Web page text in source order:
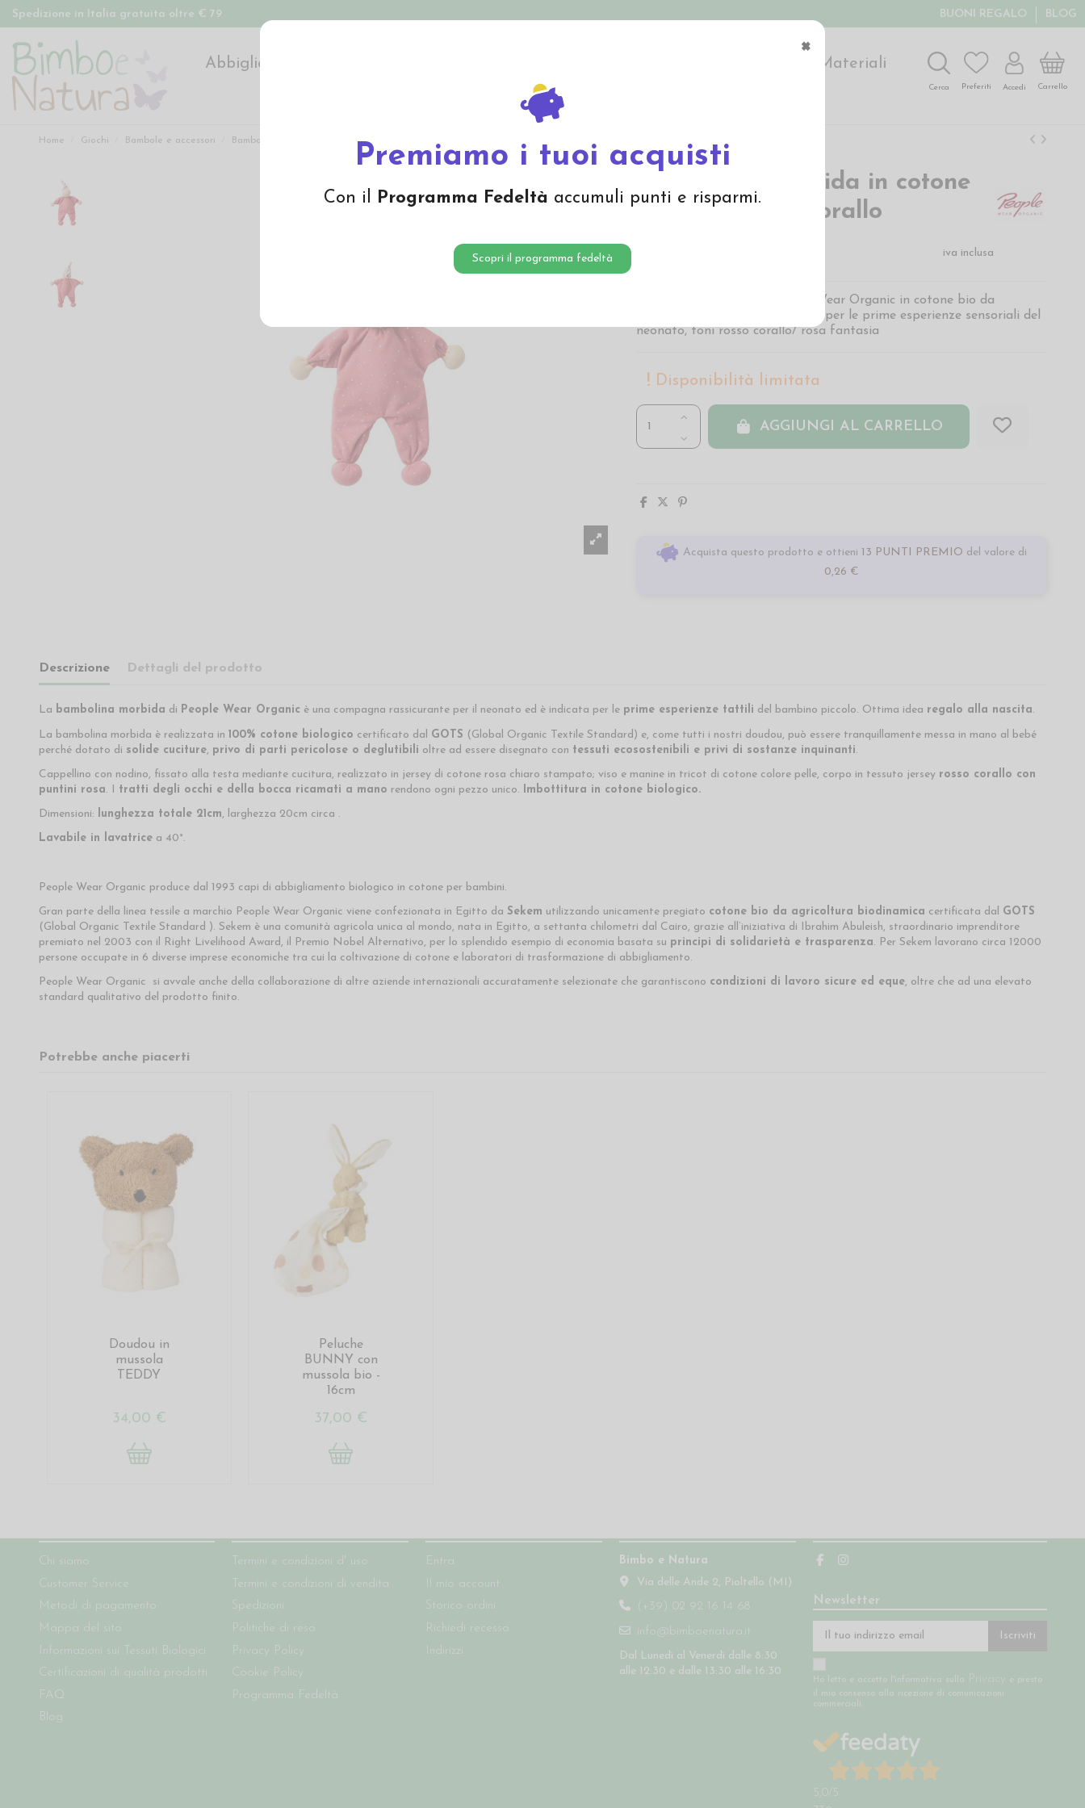
×
Premiamo i tuoi acquisti
Con il Programma Fedeltà accumuli punti e risparmi.
Scopri il programma fedeltà
Spedizione in Italia gratuita oltre € 79 BUONI REGALO BLOG
Abbigliamento
Materiali
Offerte
Cerca Preferiti Accedi Carrello
Home Giochi Bambole e accessori Bambole Waldorf, doudou, nanetti
Bambolina morbida in cotone
bio - col. rosso corallo
iva inclusa
Bambolina morbida di People Wear Organic in cotone bio da
coltivazione biodinamica, ideale per le prime esperienze sensoriali del
neonato, toni rosso corallo/ rosa fantasia
Disponibilità limitata
AGGIUNGI AL CARRELLO
Acquista questo prodotto e ottieni 13 PUNTI PREMIO del valore di
0,26 €
Descrizione Dettagli del prodotto
La bambolina morbida di People Wear Organic è una compagna rassicurante per il neonato ed è indicata per le prime esperienze tattili del bambino piccolo. Ottima idea regalo alla nascita.
La bambolina morbida è realizzata in 100% cotone biologico certificato dal GOTS (Global Organic Textile Standard) e, come tutti i nostri doudou, può essere tranquillamente messa in mano al bebé
perché dotato di solide cuciture, privo di parti pericolose o deglutibili oltre ad essere disegnato con tessuti ecosostenibili e privi di sostanze inquinanti.
Cappellino con nodino, fissato alla testa mediante cucitura, realizzato in jersey di cotone rosa chiaro stampato; viso e manine in tricot di cotone colore pelle, corpo in tessuto jersey rosso corallo con
puntini rosa. I tratti degli occhi e della bocca ricamati a mano rendono ogni pezzo unico. Imbottitura in cotone biologico.
Dimensioni: lunghezza totale 21cm, larghezza 20cm circa .
Lavabile in lavatricea 40°.
People Wear Organic produce dal 1993 capi di abbigliamento biologico in cotone per bambini.
Gran parte della linea tessile a marchio People Wear Organic viene confezionata in Egitto da Sekem utilizzando unicamente pregiato cotone bio da agricoltura biodinamica certificata dal GOTS
(Global Organic Textile Standard ). Sekem è una comunità agricola unica al mondo, nata in Egitto, a settanta chilometri dal Cairo, grazie all’iniziativa di Ibrahim Abuleish, straordinario imprenditore
premiato nel 2003 con il Right Livelihood Award, il Premio Nobel Alternativo, per lo splendido esempio di economia basata su principi di solidarietà e trasparenza. Per Sekem lavorano circa 12000
persone occupate in 6 diverse imprese economiche tra cui la coltivazione di cotone e laboratori di trasformazione di abbigliamento.
People Wear Organic si avvale anche della collaborazione di altre aziende internazionali accuratamente selezionate che garantiscono condizioni di lavoro sicure ed eque, oltre che ad una elevato
standard qualitativo del prodotto finito.
Potrebbe anche piacerti
Doudou in
mussola
TEDDY
34,00 €
Peluche
BUNNY con
mussola bio -
16cm
37,00 €
Chi siamo
Customer Service
Metodi di pagamento
Mappa del sito
Informazioni sui Tessuti Biologici
Certificazioni di qualità prodotti
FAQ
Blog
Termini e condizioni d' uso
Termini e condizioni di vendita
Spedizioni
Politiche di reso
Privacy Policy
Cookie Policy
Programma Fedeltà
Entra
Il mio account
Storico ordini
Richiedi recesso
Indirizzi
Bimbo e Natura
Via delle Ande 2, Pioltello (MI)
(+39) 02 92 16 14 68
info@bimboenatura.it
Dal Lunedì al Venerdì dalle 8:30
alle 12:30 e dalle 13:30 alle 16:30
Newsletter
Iscriviti
Ho letto e accetto l'informativa sulla Privacy
e presto
il mio consenso alla ricezione di comunicazioni
commerciali.
5,0/5